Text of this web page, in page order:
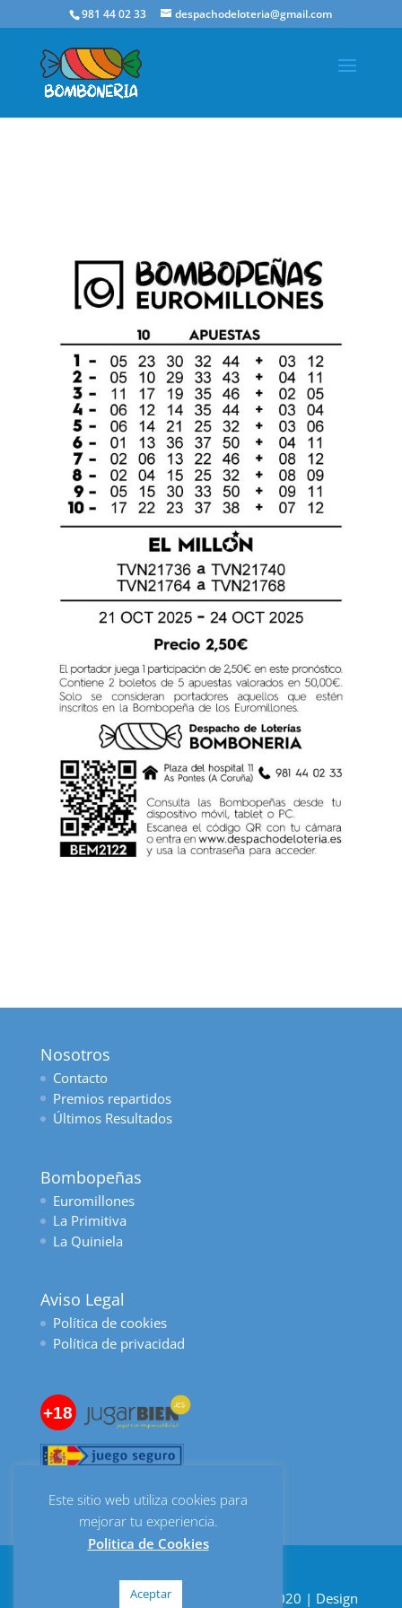
981 44 02 33 despachodeloteria@gmail.com
Nosotros
Contacto
Premios repartidos
Últimos Resultados
Bombopeñas
Euromillones
La Primitiva
La Quiniela
Aviso Legal
Política de cookies
Política de privacidad
+18
Despacho de Lotería Bombonería © 2020 | Design
Este sitio web utiliza cookies para
mejorar tu experiencia.
Politica de Cookies
Aceptar